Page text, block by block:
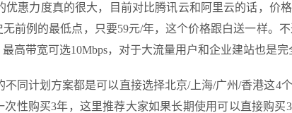
优惠力度真的很大，目前对比腾讯云和阿里云的话，价
前例的最低点，只要59元/年，这个价格跟白送一样。
高带宽可选10Mbps，对于大流量用户和企业建站也是完
同计划方案都是可以直接选择北京/上海/广州/香港这4
性购买3年，这里推荐大家如果长期使用可以直接购买